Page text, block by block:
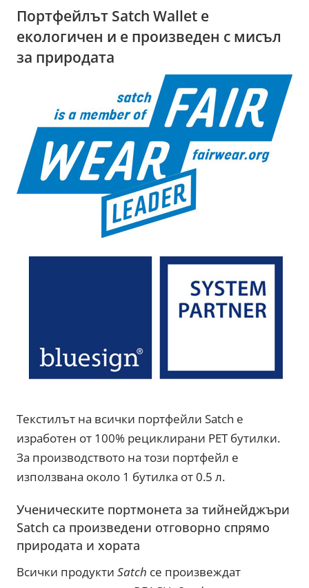
Портфейлът Satch Wallet е
екологичен и е произведен с мисъл
за природата
Текстилът на всички портфейли Satch е
изработен от 100% рециклирани PET бутилки.
За производството на този портфейл е
използвана около 1 бутилка от 0.5 л.
Ученическите портмонета за тийнейджъри
Satch са произведени отговорно спрямо
природата и хората
Всички продуктиSatch се произвеждат